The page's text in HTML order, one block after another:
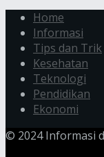
Home
Informasi
Tips dan Trik
Kesehatan
Teknologi
Pendidikan
Ekonomi
© 2024 Informasi